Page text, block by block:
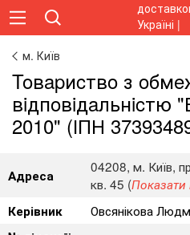
м. Київ
Toвapиcтвo з
вiдпoвiдaльнicтю
2010" (ІПН
Адреса
04208, м. Київ,
кв. 45 (Показати
Керівник
Овсянікова